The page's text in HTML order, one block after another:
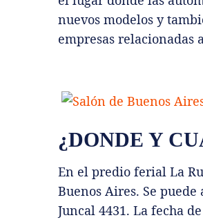
nuevos modelos y
empresas relacionadas
¿DONDE Y
En el predio ferial La
Buenos Aires. Se
Juncal 4431. La fecha